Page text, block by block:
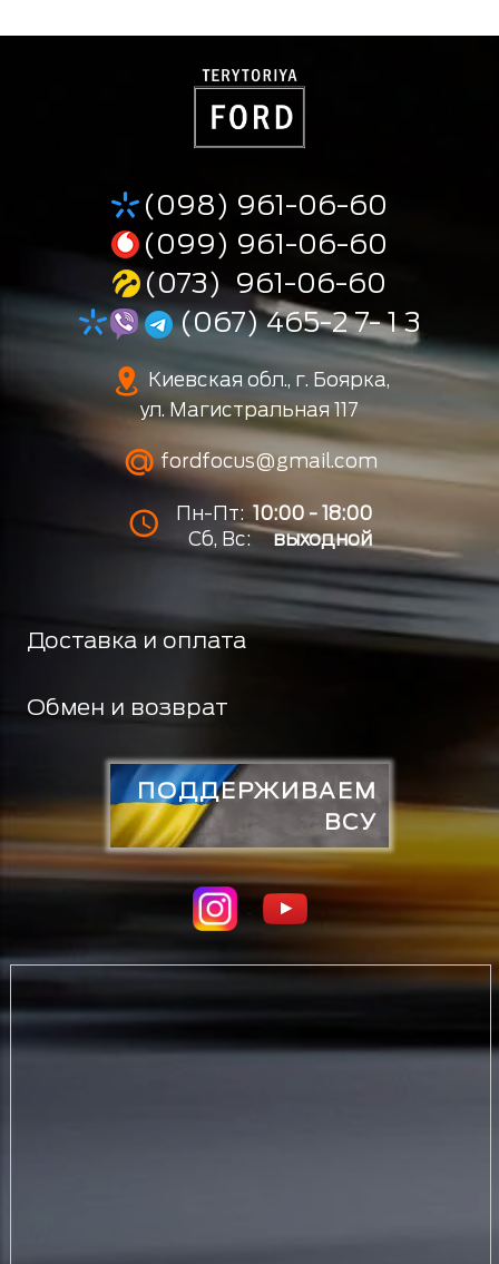
(098) 961-06-60
(099) 961-06-60
(073) 961-06-60
(067) 465-2 7- 1 3
Киевская обл., г. Боярка,
ул. Магистральная 117
fordfocus@gmail.com
Пн-Пт: 10:00 - 18:00
Сб, Вс:
выходной
Доставка и оплата
Обмен и возврат
ПОДДЕРЖИВАЕМ
ВСУ